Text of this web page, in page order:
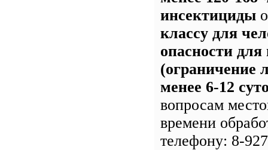
инсектициды
классу для
опасности для
(ограничение
менее 6-12
вопросам
времени
телефону: 8-